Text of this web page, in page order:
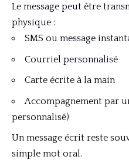
Le message peut être
physique :
SMS ou message
Courriel personnalisé
Carte écrite à la main
Accompagnement par
personnalisé)
Un message écrit reste
simple mot oral.